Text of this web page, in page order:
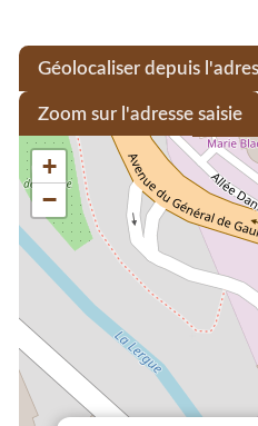
Géolocaliser depuis
Zoom sur l'adresse saisie
+
−